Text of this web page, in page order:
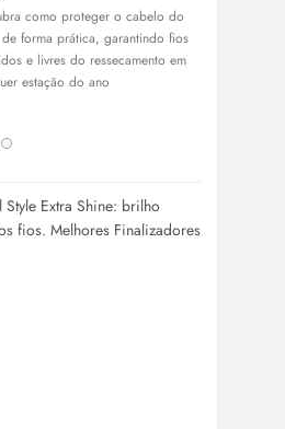
como proteger o cabelo do
forma prática, garantindo fios
e livres do ressecamento em
estação do ano
Extra Shine: brilho
fios. Melhores Finalizadores